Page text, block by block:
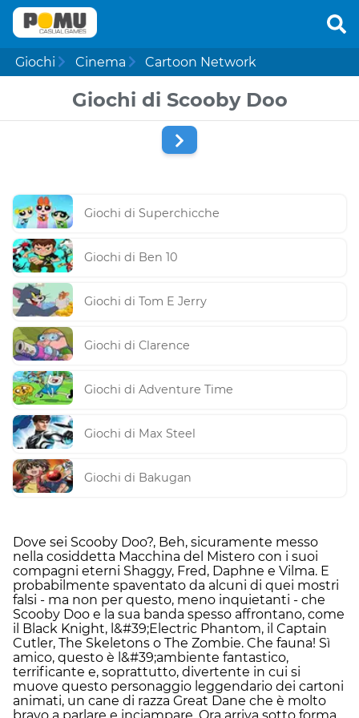
Giochi Cinema Cartoon Network
Giochi di Scooby Doo
Giochi di Superchicche
Giochi di Ben 10
Giochi di Tom E Jerry
Giochi di Clarence
Giochi di Adventure Time
Giochi di Max Steel
Giochi di Bakugan
Dove sei Scooby Doo?, Beh, sicuramente messo
nella cosiddetta Macchina del Mistero con i suoi
compagni eterni Shaggy, Fred, Daphne e Vilma. E
probabilmente spaventato da alcuni di quei mostri
falsi - ma non per questo, meno inquietanti - che
Scooby Doo e la sua banda spesso affrontano, come
il Black Knight, l&#39;Electric Phantom, il Captain
Cutler, The Skeletons o The Zombie. Che fauna! Sì
amico, questo è l&#39;ambiente fantastico,
terrificante e, soprattutto, divertente in cui si
muove questo personaggio leggendario dei cartoni
animati, un cane di razza Great Dane che è molto